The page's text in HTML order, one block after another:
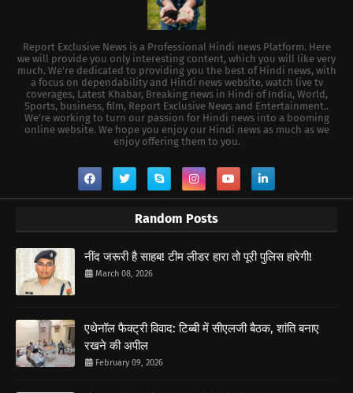
Report Exclusive News is a Professional Hindi news Platform. Here
we will provide you only interesting content, which you will like very
much. We're dedicated to providing you the best of Hindi news, with
a focus on dependability and Hindi news website, watch live tv
coverages, Latest Khabar, Breaking news in Hindi of India, World,
Sports, business, film, Report Exclusive News and Entertainment..
We're working to turn our passion for Hindi news into a booming
online website. We hope you enjoy our Hindi news as much as we
enjoy offering them to you.
Random Posts
नींद जरूरी है साहब! टीम लीडर हारा तो पूरी पुलिस हारेगी!
March 08, 2026
एथेनॉल फैक्ट्री विवाद: टिब्बी में सीएलजी बैठक, शांति बनाए
रखने की अपील
February 09, 2026